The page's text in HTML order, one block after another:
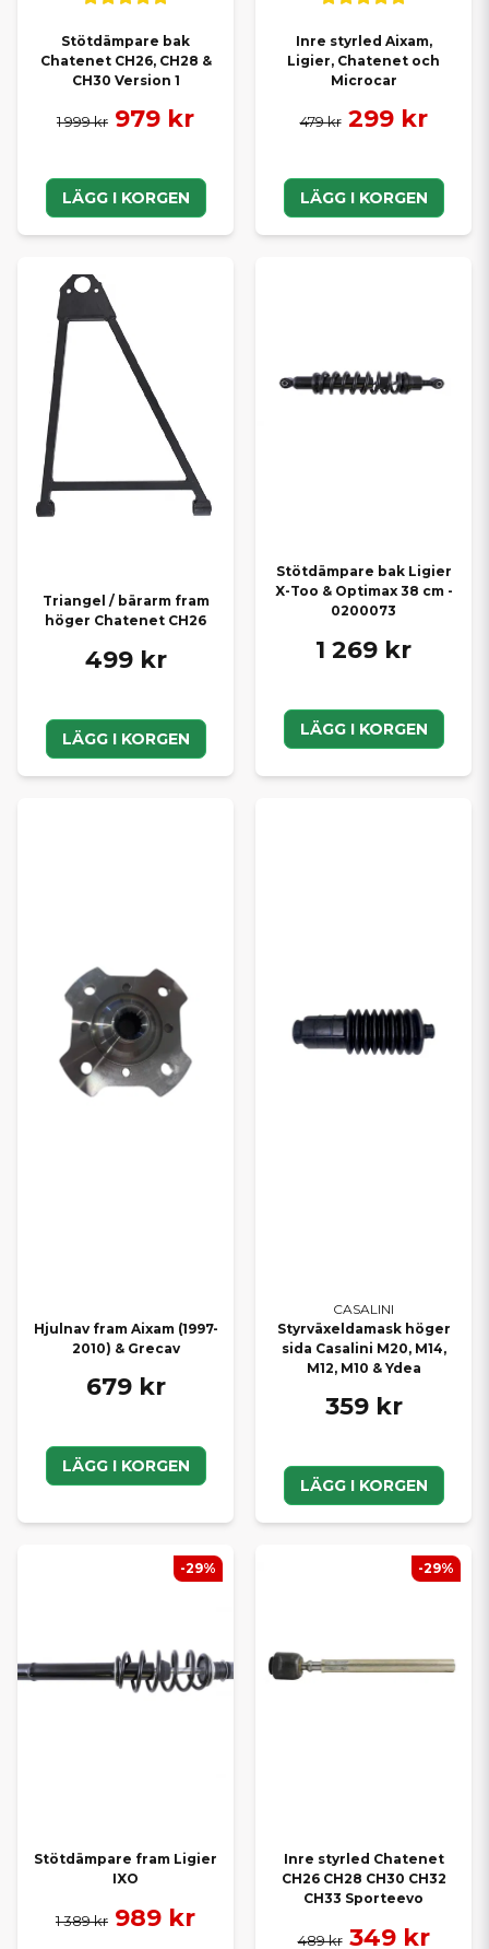
Stötdämpare bak
Chatenet CH26, CH28 &
CH30 Version 1
1 999 kr 979 kr
LÄGG I KORGEN
Inre styrled Aixam,
Ligier, Chatenet och
Microcar
479 kr 299 kr
LÄGG I KORGEN
Triangel / bärarm fram
höger Chatenet CH26
499 kr
LÄGG I KORGEN
Stötdämpare bak Ligier
X-Too & Optimax 38 cm -
0200073
1 269 kr
LÄGG I KORGEN
Hjulnav fram Aixam (1997-
2010) & Grecav
679 kr
LÄGG I KORGEN
CASALINI
Styrväxeldamask höger
sida Casalini M20, M14,
M12, M10 & Ydea
359 kr
LÄGG I KORGEN
Stötdämpare fram Ligier
IXO
1 389 kr 989 kr
-29%
Inre styrled Chatenet
CH26 CH28 CH30 CH32
CH33 Sporteevo
489 kr 349 kr
-29%